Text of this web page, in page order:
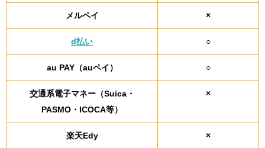
メルペイ ×
d払い ○
au PAY（auペイ） ○
交通系電子マネー（Suica・
PASMO・ICOCA等）
×
楽天Edy ×